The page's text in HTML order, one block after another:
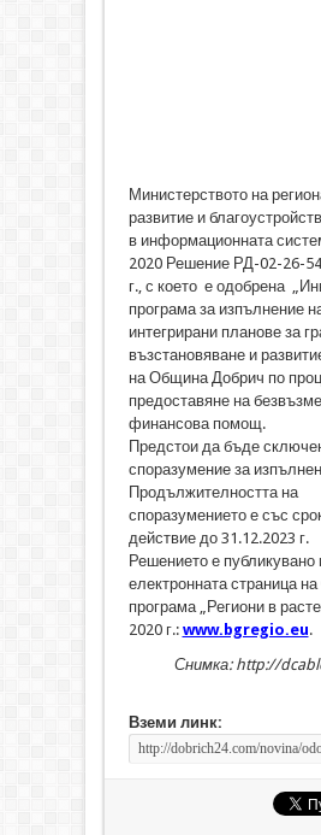
Министерството на
развитие и
в информационната
2020 Решение РД-02-26-
г., с което е одобрена
програма за изпълнение
интегрирани планове за
възстановяване и
на Община Добрич по
предоставяне на
финансова помощ.
Предстои да бъде
споразумение за
Продължителността на
споразумението е със
действие до 31.12.2023 г.
Решението е публикувано
електронната страница
програма „Региони в
2020 г.: www.bgregio.eu.
Снимка: http://
Вземи линк: